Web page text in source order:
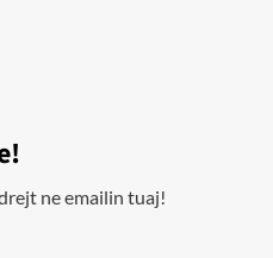
ne emailin tuaj!